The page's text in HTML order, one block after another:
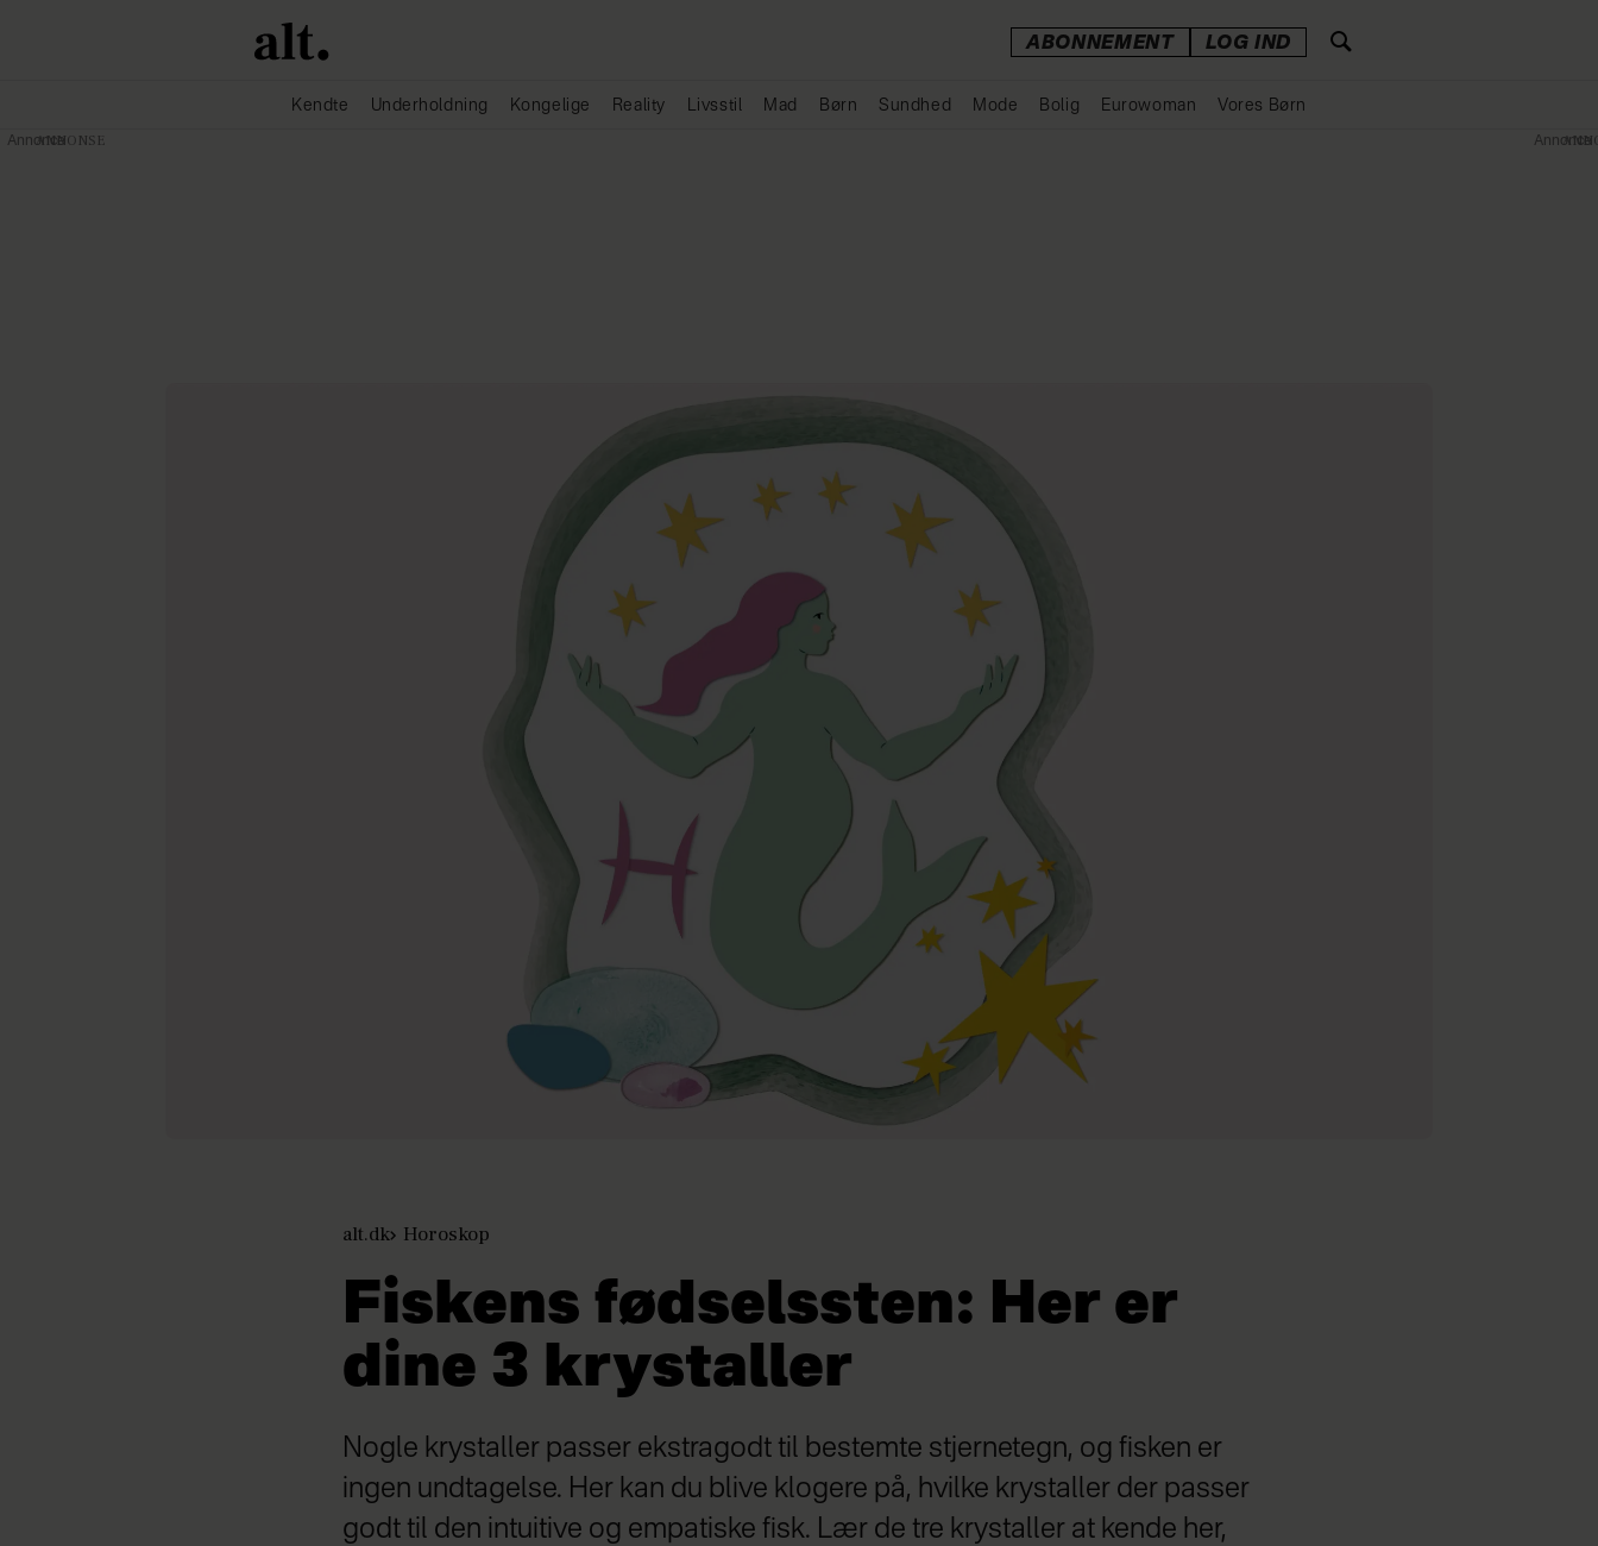
ABONNEMENT LOG IND
Kendte Underholdning Kongelige Reality Livsstil Mad Børn Sundhed Mode Bolig Eurowoman Vores Børn
alt.dk Horoskop
Fiskens fødselssten: Her er
dine 3 krystaller
Nogle krystaller passer ekstragodt til bestemte stjernetegn, og fisken er
ingen undtagelse. Her kan du blive klogere på, hvilke krystaller der passer
godt til den intuitive og empatiske fisk. Lær de tre krystaller at kende her,
Annonce Annonce